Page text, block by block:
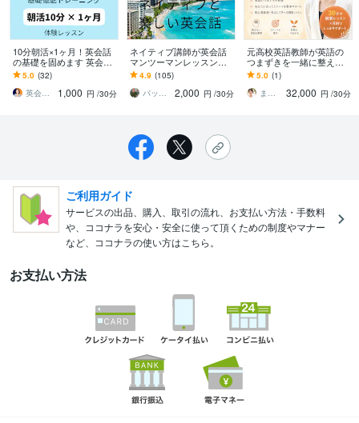
10分朝活×1ヶ月！英会話
の基礎を固めます 英会話
に必須【大人の中学英
語】徹底トレーニング（3
0分体験）
5.0 (32)
英会話・ビジネス英語の基礎専門トレーナー
1,000 円 /30分
ネイティブ講師が英会話
マンツーマンレッスンし
ます 15年の講師経験あ
り、大卒教職免許保有。
フレンドリー英会話
4.9 (105)
パックンの楽しいネイティブ英語
2,000 円 /30分
元高校英語教師が英語の
つまずきを一緒に整えま
す 【3名限定価格】30分×
週2回｜1カ月・全8回の個
別レッスン
5.0 (1)
まき｜元高校英語教員｜さぼてん英会話運営
32,000 円 /30分
ご利用ガイド
サービスの出品、購入、取引の流れ、お支払い方法・手数料
や、ココナラを安心・安全に使って頂くための制度やマナー
など、ココナラの使い方はこちら。
お支払い方法